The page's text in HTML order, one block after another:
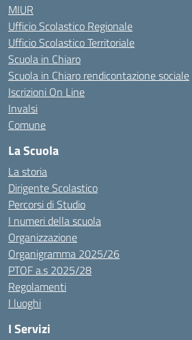
MIUR
Ufficio Scolastico Regionale
Ufficio Scolastico Territoriale
Scuola in Chiaro
Scuola in Chiaro rendicontazione sociale
Iscrizioni On Line
Invalsi
Comune
La Scuola
La storia
Dirigente Scolastico
Percorsi di Studio
I numeri della scuola
Organizzazione
Organigramma 2025/26
PTOF a.s 2025/28
Regolamenti
I luoghi
I Servizi